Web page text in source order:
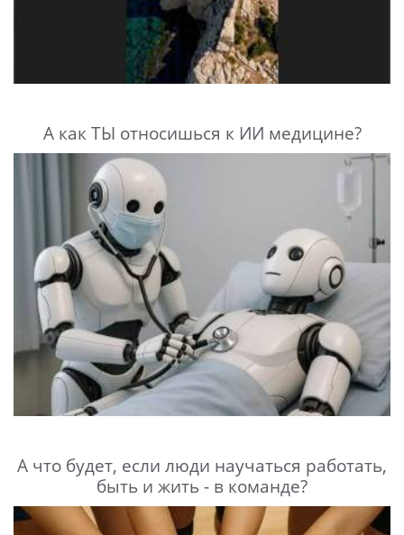
А как ТЫ относишься к ИИ медицине?
А что будет, если люди научаться работать,
быть и жить - в команде?